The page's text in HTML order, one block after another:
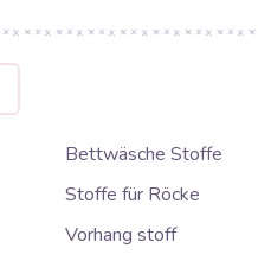
Bettwäsche Stoffe
Stoffe für Röcke
Vorhang stoff